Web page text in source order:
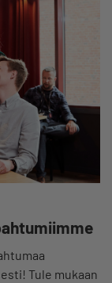
Tule mukaan